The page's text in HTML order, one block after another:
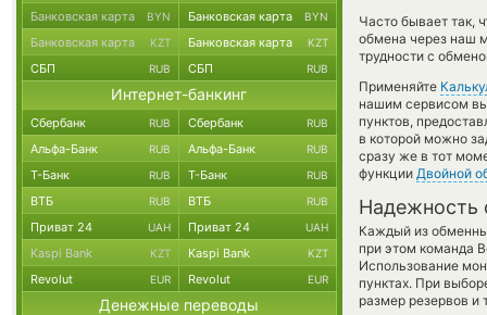
Часто бывает так,
обмена через наш
трудности с
Применяйте
нашим сервисом
пунктов,
в которой можно
сразу же в тот
функции Двойной
Надежность
Каждый из
при этом команда
Использование
пунктах. При
размер резервов и
Банковская карта BYN Банковская карта BYN
Банковская карта KZT Банковская карта KZT
СБП RUB СБП RUB
Интернет-банкинг
Сбербанк RUB Сбербанк RUB
Альфа-Банк RUB Альфа-Банк RUB
Т-Банк RUB Т-Банк RUB
ВТБ RUB ВТБ RUB
Приват 24 UAH Приват 24 UAH
Kaspi Bank KZT Kaspi Bank KZT
Revolut EUR Revolut EUR
Денежные переводы